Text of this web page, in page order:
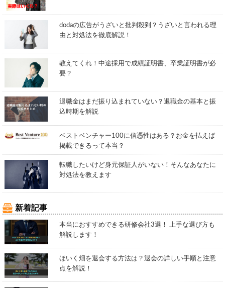
dodaの広告がうざいと批判殺到？うざいと言われる理
由と対処法を徹底解説！
教えてくれ！中途採用で成績証明書、卒業証明書が必
要？
退職金はまだ振り込まれていない？退職金の基本と振
込時期を解説
ベストベンチャー100に信憑性はある？お金を払えば
掲載できるって本当？
転職したいけど身元保証人がいない！そんなあなたに
対処法を教えます
新着記事
本当におすすめできる研修会社3選！ 上手な選び方も
解説します！
ほいく畑を退会する方法は？退会の詳しい手順と注意
点を解説！